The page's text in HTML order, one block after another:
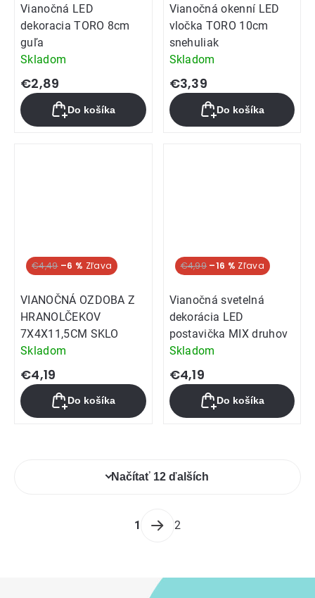
Vianočná LED
dekoracia TORO 8cm
guľa
Skladom
€2,89
Do košíka
Vianočná okenní LED
vločka TORO 10cm
snehuliak
Skladom
€3,39
Do košíka
€4,49 –6 %
VIANOČNÁ OZDOBA Z
HRANOLČEKOV
7X4X11,5CM SKLO
Skladom
€4,19
Do košíka
€4,99 –16 %
Vianočná svetelná
dekorácia LED
postavička MIX druhov
Skladom
€4,19
Do košíka
Ovládacie
Načítať 12 ďalších
Stránkovanie
1 2